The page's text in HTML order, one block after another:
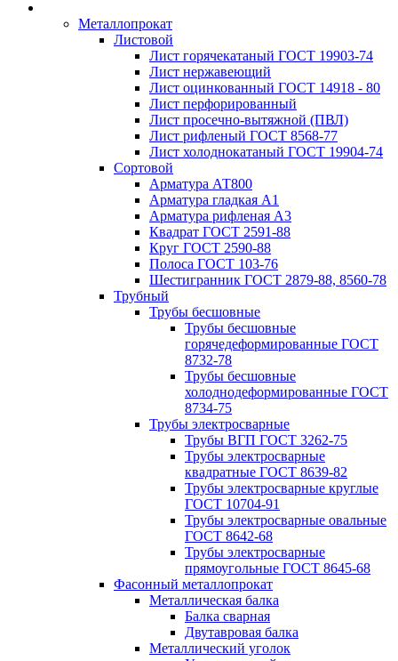
Металлопрокат
Листовой
Лист горячекатаный ГОСТ 19903-74
Лист нержавеющий
Лист оцинкованный ГОСТ 14918 - 80
Лист перфорированный
Лист просечно-вытяжной (ПВЛ)
Лист рифленый ГОСТ 8568-77
Лист холоднокатаный ГОСТ 19904-74
Сортовой
Арматура АТ800
Арматура гладкая А1
Арматура рифленая А3
Квадрат ГОСТ 2591-88
Круг ГОСТ 2590-88
Полоса ГОСТ 103-76
Шестигранник ГОСТ 2879-88, 8560-78
Трубный
Трубы бесшовные
Трубы бесшовные
горячедеформированные ГОСТ
8732-78
Трубы бесшовные
холоднодеформированные ГОСТ
8734-75
Трубы электросварные
Трубы ВГП ГОСТ 3262-75
Трубы электросварные
квадратные ГОСТ 8639-82
Трубы электросварные круглые
ГОСТ 10704-91
Трубы электросварные овальные
ГОСТ 8642-68
Трубы электросварные
прямоугольные ГОСТ 8645-68
Фасонный металлопрокат
Металлическая балка
Балка сварная
Двутавровая балка
Металлический уголок